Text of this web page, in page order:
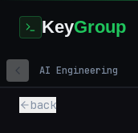
KeyGroup
AI Engineering
back